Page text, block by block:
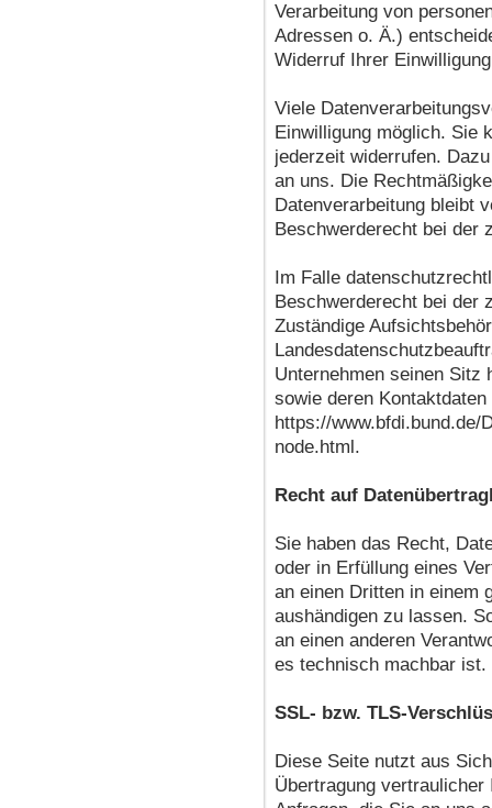
Verarbeitung von
Adressen o. Ä.)
Widerruf Ihrer
Viele
Einwilligung möglich. Sie
jederzeit widerrufen.
an uns. Die
Datenverarbeitung bleibt
Beschwerderecht bei der
Im Falle
Beschwerderecht bei der
Zuständige
Unternehmen seinen Sitz
sowie deren
https://
node.html.
Recht auf
Sie haben das Recht,
oder in Erfüllung eines
an einen Dritten in einem
aushändigen zu lassen.
an einen anderen
es technisch machbar ist.
SSL- bzw. TLS-
Diese Seite nutzt aus
Übertragung